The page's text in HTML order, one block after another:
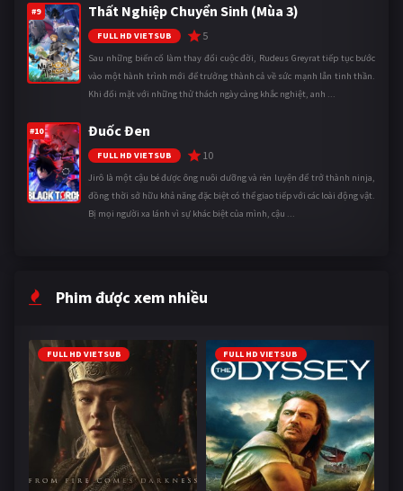
#9 Thất Nghiệp Chuyển Sinh (Mùa 3)
FULL HD VIETSUB 5
Sau những biến cố làm thay đổi cuộc đời, Rudeus Greyrat tiếp tục bước
vào một hành trình mới để trưởng thành cả về sức mạnh lẫn tinh thần.
Khi đối mặt với những thử thách ngày càng khắc nghiệt, anh ...
#10 Đuốc Đen
FULL HD VIETSUB 10
Jirô là một cậu bé được ông nuôi dưỡng và rèn luyện để trở thành ninja,
đồng thời sở hữu khả năng đặc biệt có thể giao tiếp với các loài động vật.
Bị mọi người xa lánh vì sự khác biệt của mình, cậu ...
Phim được xem nhiều
FULL HD VIETSUB FULL HD VIETSUB